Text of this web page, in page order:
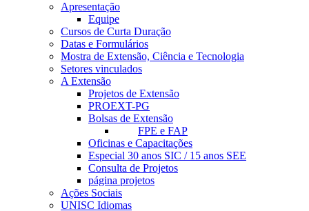
Apresentação
Equipe
Cursos de Curta Duração
Datas e Formulários
Mostra de Extensão, Ciência e Tecnologia
Setores vinculados
A Extensão
Projetos de Extensão
PROEXT-PG
Bolsas de Extensão
FPE e FAP
Oficinas e Capacitações
Especial 30 anos SIC / 15 anos SEE
Consulta de Projetos
página projetos
Ações Sociais
UNISC Idiomas